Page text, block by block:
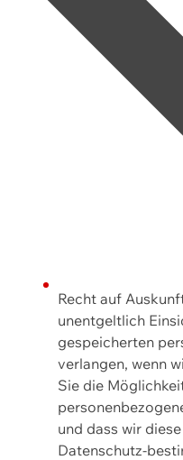
Recht auf
unentgeltlich
gespeicherten
verlangen, wenn
Sie die
und dass wir
Datenschutz-